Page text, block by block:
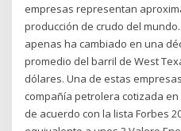
empresas representan
producción de crudo del
apenas ha cambiado en una
promedio del barril de West
dólares. Una de estas
compañía petrolera cotizada
de acuerdo con la lista Forbes